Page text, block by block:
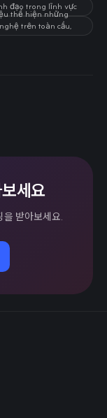
đạo trong lĩnh vực
thể hiện những
trên toàn cầu,
세요
받아보세요.